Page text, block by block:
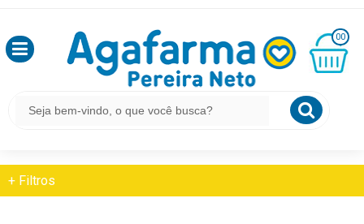
,
SEJA
LOGIN
&
00
R$
0,00
DESODORANTE AEROSSOL
+ Filtros